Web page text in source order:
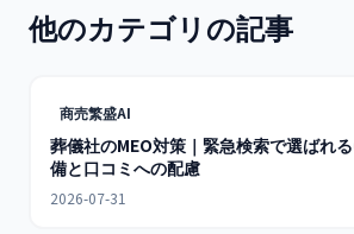
他のカテゴリの記事
商売繁盛AI
葬儀社のMEO対策｜緊急検索で選ばれ
備と口コミへの配慮
2026-07-31